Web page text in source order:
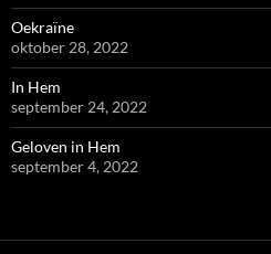
Oekraïne
oktober 28, 2022
In Hem
september 24, 2022
Geloven in Hem
september 4, 2022